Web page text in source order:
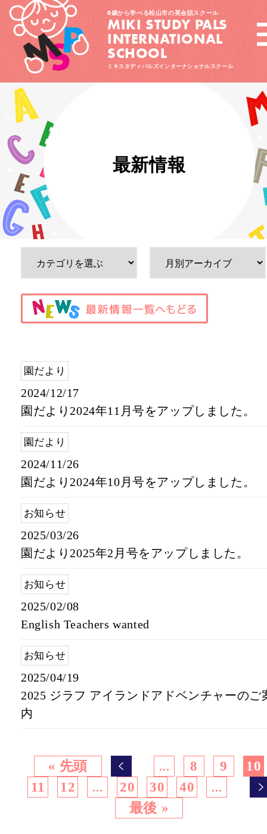
0歳から学べる松山市の英会話スクール
MIKI STUDY PALS
INTERNATIONAL
SCHOOL
ミキスタディパルズインターナショナルスクール
最新情報
園だより
2024/12/17
園だより2024年11月号をアップしました。
園だより
2024/11/26
園だより2024年10月号をアップしました。
お知らせ
2025/03/26
園だより2025年2月号をアップしました。
お知らせ
2025/02/08
English Teachers wanted
お知らせ
2025/04/19
2025 ジラフ アイランドアドベンチャーのご
内
« 先頭 ... 8 9
10
11
12 ... 20 30 40 ...
最後 »